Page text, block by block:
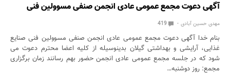
آگهی دعوت مجمع عمومی عادی انجمن صنفی مسوولین فنی
مهدی حسین آبادی
بنام خدا آگهی دعوت مجمع عمومی عادی انجمن صنفی مسوولین فنی صنایع
غذایی، آرایشی و بهداشتی گیلان بدینوسیله از کلیه اعضا محترم دعوت می
شود که در جلسه مجمع عمومی عادی انجمن حضور بهم رسانند زمان برگزاری
مجمع: روز دوشنبه…